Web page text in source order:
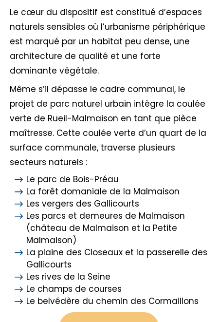
Le cœur du dispositif est constitué d’espaces
naturels sensibles où l’urbanisme périphérique
est marqué par un habitat peu dense, une
architecture de qualité et une forte
dominante végétale.
Même s’il dépasse le cadre communal, le
projet de parc naturel urbain intègre la coulée
verte de Rueil-Malmaison en tant que pièce
maîtresse. Cette coulée verte d’un quart de la
surface communale, traverse plusieurs
secteurs naturels :
Le parc de Bois-Préau
La forêt domaniale de la Malmaison
Les vergers des Gallicourts
Les parcs et demeures de Malmaison
(château de Malmaison et la Petite
Malmaison)
La plaine des Closeaux et la passerelle des
Gallicourts
Les rives de la Seine
Le champs de courses
Le belvédère du chemin des Cormaillons